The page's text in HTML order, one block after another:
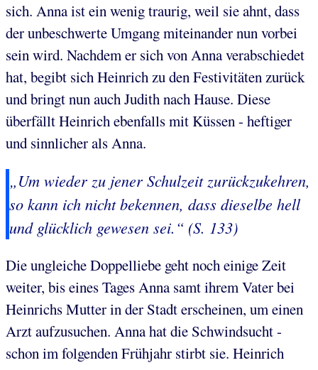
sich. Anna ist ein wenig traurig, weil sie ahnt, dass
der unbeschwerte Umgang miteinander nun vorbei
sein wird. Nachdem er sich von Anna verabschiedet
hat, begibt sich Heinrich zu den Festivitäten zurück
und bringt nun auch Judith nach Hause. Diese
überfällt Heinrich ebenfalls mit Küssen - heftiger
und sinnlicher als Anna.
„Um wieder zu jener Schulzeit zurückzukehren,
so kann ich nicht bekennen, dass dieselbe hell
und glücklich gewesen sei.“ (S. 133)
Die ungleiche Doppelliebe geht noch einige Zeit
weiter, bis eines Tages Anna samt ihrem Vater bei
Heinrichs Mutter in der Stadt erscheinen, um einen
Arzt aufzusuchen. Anna hat die Schwindsucht -
schon im folgenden Frühjahr stirbt sie. Heinrich